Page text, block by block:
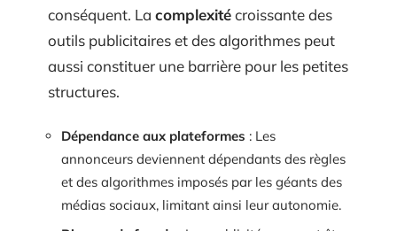
conséquent. La complexitécroissante des
outils publicitaires et des algorithmes peut
aussi constituer une barrière pour les petites
structures.
Dépendance aux plateformes : Les
annonceurs deviennent dépendants des règles
et des algorithmes imposés par les géants des
médias sociaux, limitant ainsi leur autonomie.